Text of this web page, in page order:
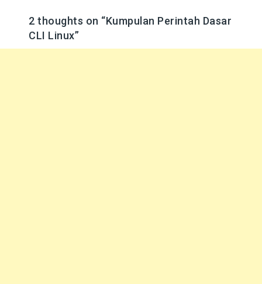
2 thoughts on “Kumpulan Perintah Dasar
CLI Linux”